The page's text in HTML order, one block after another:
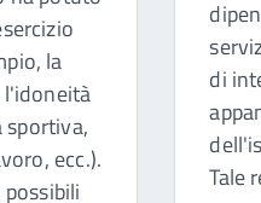
la
sportiva,
ecc.).
di
Tale